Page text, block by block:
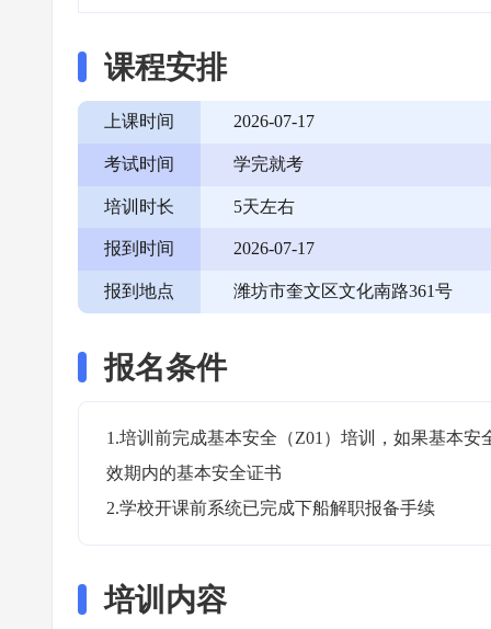
课程安排
上课时间 2026-07-17
考试时间 学完就考
培训时长 5天左右
报到时间 2026-07-17
报到地点 潍坊市奎文区文化南路361号
报名条件
1.培训前完成基本安全（Z01）培训，如果基本
效期内的基本安全证书
2.学校开课前系统已完成下船解职报备手续
培训内容